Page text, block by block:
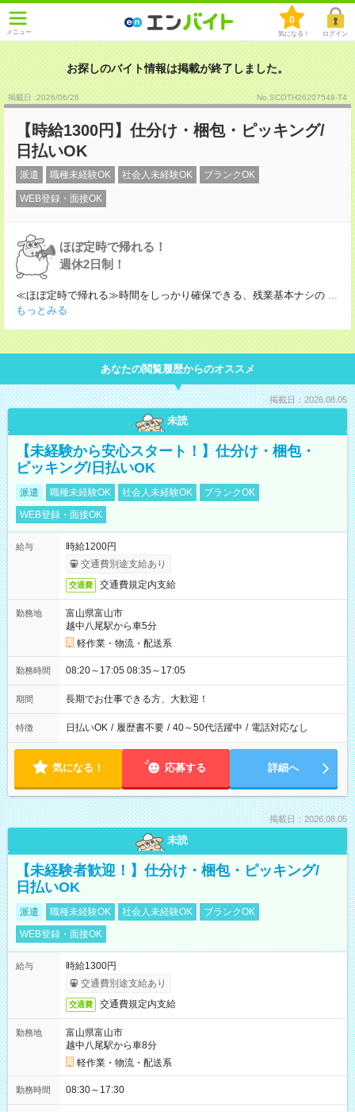
メニュー
0
気になる！ ログイン
お探しのバイト情報は掲載が終了しました。
掲載日 :2026/06/26 No.SCOTH26207548-T4
【時給1300円】仕分け・梱包・ピッキング/
日払いOK
派遣 職種未経験OK 社会人未経験OK ブランクOK
WEB登録・面接OK
ほぼ定時で帰れる！
週休2日制！
≪ほぼ定時で帰れる≫時間をしっかり確保できる、残業基本ナシの ...
もっとみる
あなたの閲覧履歴からのオススメ
掲載日：2026.08.05
未読
【未経験から安心スタート！】仕分け・梱包・
ピッキング/日払いOK
派遣 職種未経験OK 社会人未経験OK
ブランクOK
WEB登録・面接OK
給与
時給1200円
交通費別途支給あり
交通費 交通費規定内支給
勤務地
富山県富山市
越中八尾駅から車5分
軽作業・物流・配送系
勤務時間 08:20～17:05 08:35～17:05
期間 長期でお仕事できる方、大歓迎！
特徴 日払いOK / 履歴書不要 / 40～50代活躍中 / 電話対応なし
気になる！ 応募する 詳細へ
掲載日：2026.08.05
未読
【未経験者歓迎！】仕分け・梱包・ピッキング/
日払いOK
派遣 職種未経験OK 社会人未経験OK
ブランクOK
WEB登録・面接OK
給与
時給1300円
交通費別途支給あり
交通費 交通費規定内支給
勤務地
富山県富山市
越中八尾駅から車8分
軽作業・物流・配送系
勤務時間 08:30～17:30